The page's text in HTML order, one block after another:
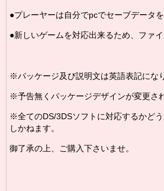
●プレーヤーは自分でpcでセーブデータ
●新しいゲームを対応出来るため、 ファ
※パッケージ及び説明文は英語表記にな
※予告無くパッケージデザインが変更さ
※全てのDS/3DSソフトに対応するかど
しかねます。
御了承の上、ご購入下さいませ。